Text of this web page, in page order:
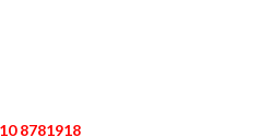
8781918